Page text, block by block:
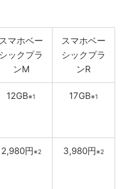
スマホベー
シックプラ
ンM
スマホベー
シックプラ
ンR
12GB※1 17GB※1
2,980円※2 3,980円※2